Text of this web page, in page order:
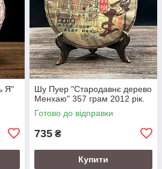
Я"
Шу Пуер "Стародавнє дерево
Менхаю" 357 грам 2012 рік.
Готово до відправки
735 ₴
Купити